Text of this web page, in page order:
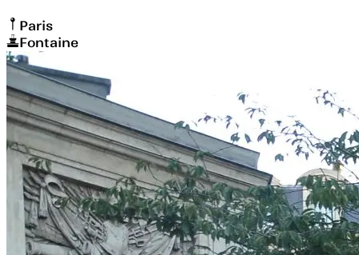
Paris
Fontaine